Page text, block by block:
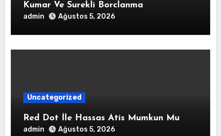
Kumar Ve Surekli Borclanma
admin Ağustos 5, 2026
Uncategorized
Red Dot İle Hassas Atis Mumkun Mu
admin Ağustos 5, 2026